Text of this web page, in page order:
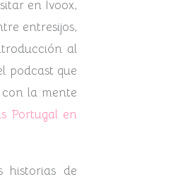
en Ivoox,
entresijos,
al
podcast que
la mente
Portugal en
historias de